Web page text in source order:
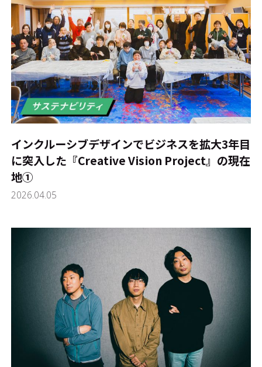
インクルーシブデザインでビジネスを拡大――3年目
に突入した『Creative Vision Project』の現在
地①
2026.04.05